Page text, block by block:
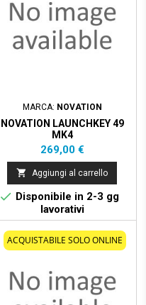
MARCA: NOVATION
NOVATION LAUNCHKEY 49
MK4
Prezzo
269,00 €
 Aggiungi al carrello
 Disponibile in 2-3 gg
lavorativi
ACQUISTABILE SOLO ONLINE